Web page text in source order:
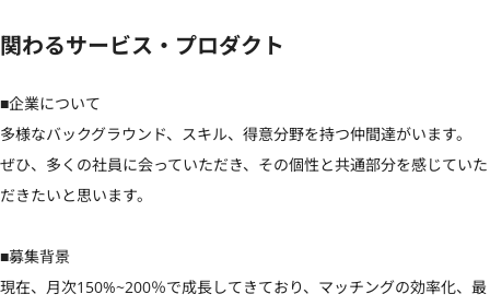
関わるサービス・プロダクト
■企業について
多様なバックグラウンド、スキル、得意分野を持つ仲間達がいます。
ぜひ、多くの社員に会っていただき、その個性と共通部分を感じていた
だきたいと思います。
■募集背景
現在、月次150%~200％で成長してきており、マッチングの効率化、最